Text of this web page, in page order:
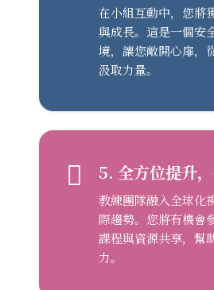
在小組互動中，您將
與成長。這是一個安
境，讓您敞開心扉，
汲取力量。
5. 全方位提升
教練團隊融入全球化
際趨勢。您將有機會
課程與資源共享，幫
力。